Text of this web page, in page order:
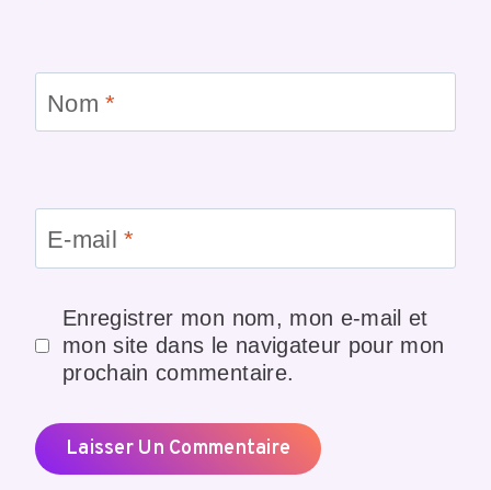
Nom*
E-mail*
Enregistrer mon nom, mon e-mail et
mon site dans le navigateur pour mon
prochain commentaire.